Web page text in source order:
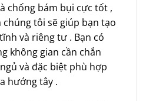
chống bám bụi cực tốt ,
chúng tôi sẽ giúp bạn tạo
và riêng tư . Bạn có
không gian cần chắn
và đặc biệt phù hợp
hướng tây .